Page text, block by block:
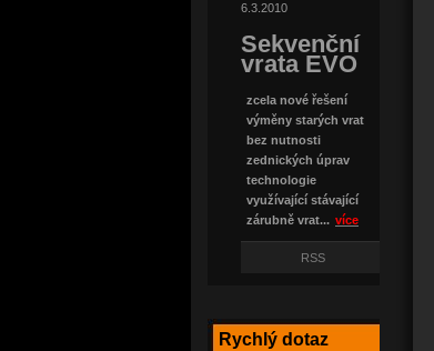
6.3.2010
Sekvenční
vrata EVO
zcela nové řešení
výměny starých vrat
bez nutnosti
zednických úprav
technologie
využívající stávající
zárubně vrat... více
RSS
Rychlý dotaz